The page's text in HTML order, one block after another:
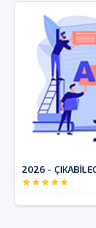
2026 -
starstarstarstarstar